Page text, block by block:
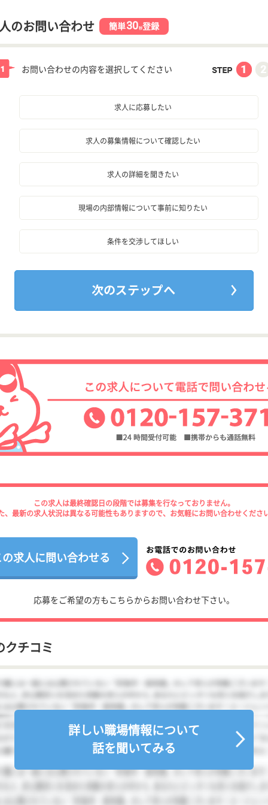
のお問い合わせ 簡単30秒登録
お問い合わせの内容を選択してください
求人に応募したい
求人の募集情報について確認したい
求人の詳細を聞きたい
現場の内部情報について事前に知りたい
条件を交渉してほしい
この求人は最終確認日の段階では募集を行なっておりません。
、最新の求人状況は異なる可能性もありますので、お気軽にお問い合わせくださ
求人に問い合わせる
応募をご希望の方もこちらからお問い合わせ下さい。
クチコミ
詳しい職場情報について
話を聞いてみる